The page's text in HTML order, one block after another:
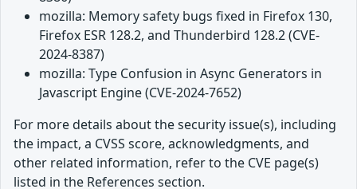
mozilla: Memory safety bugs fixed in Firefox 130,
Firefox ESR 128.2, and Thunderbird 128.2 (CVE-
2024-8387)
mozilla: Type Confusion in Async Generators in
Javascript Engine (CVE-2024-7652)
For more details about the security issue(s), including
the impact, a CVSS score, acknowledgments, and
other related information, refer to the CVE page(s)
listed in the References section.